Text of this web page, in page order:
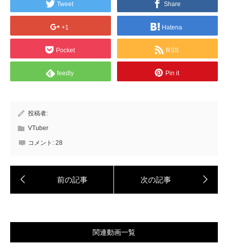
Tweet Share
+1 Hatena
Pocket RSS
feedly Pin it
投稿者:
VTuber
コメント: 28
関連動画一覧